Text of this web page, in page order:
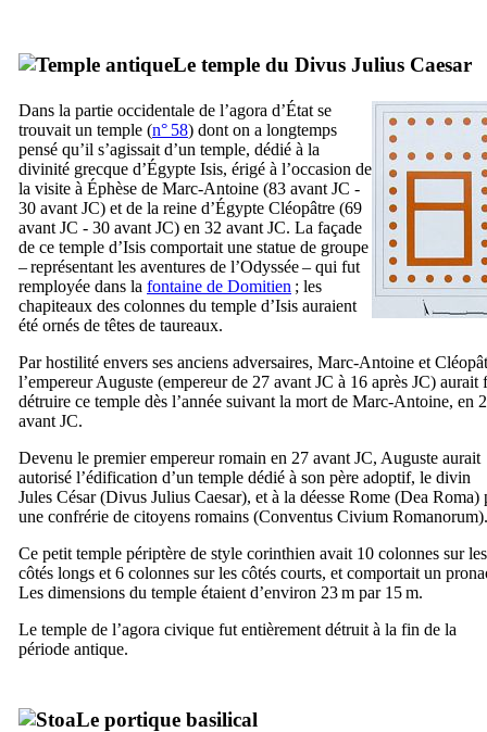
Le temple du Divus Julius Caesar
Dans la partie occidentale de l’agora d’État se
trouvait un temple (n° 58) dont on a longtemps
pensé qu’il s’agissait d’un temple, dédié à la
divinité grecque d’Égypte Isis, érigé à l’occasion de
la visite à Éphèse de Marc-Antoine (83 avant JC -
30 avant JC) et de la reine d’Égypte Cléopâtre (69
avant JC - 30 avant JC) en 32 avant JC. La façade
de ce temple d’Isis comportait une statue de groupe
– représentant les aventures de l’Odyssée – qui fut
remployée dans la fontaine de Domitien ; les
chapiteaux des colonnes du temple d’Isis auraient
été ornés de têtes de taureaux.
Par hostilité envers ses anciens adversaires, Marc-Antoine et
l’empereur Auguste (empereur de 27 avant JC à 16 après JC) aurait
détruire ce temple dès l’année suivant la mort de Marc-Antoine, en
avant JC.
Devenu le premier empereur romain en 27 avant JC, Auguste aurait
autorisé l’édification d’un temple dédié à son père adoptif, le divin
Jules César (Divus Julius Caesar), et à la déesse Rome (Dea Roma)
une confrérie de citoyens romains (Conventus Civium Romanorum).
Ce petit temple périptère de style corinthien avait 10 colonnes sur les
côtés longs et 6 colonnes sur les côtés courts, et comportait un
Les dimensions du temple étaient d’environ 23 m par 15 m.
Le temple de l’agora civique fut entièrement détruit à la fin de la
période antique.
Le portique basilical